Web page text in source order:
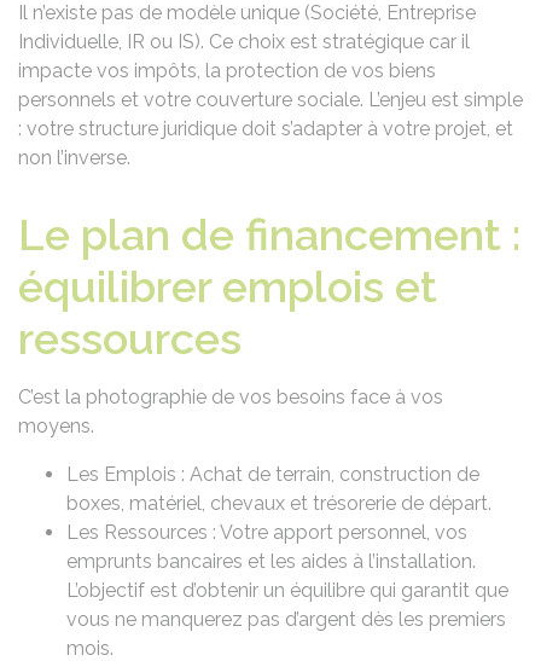
Il n’existe pas de modèle unique (Société, Entreprise
Individuelle, IR ou IS). Ce choix est stratégique car il
impacte vos impôts, la protection de vos biens
personnels et votre couverture sociale. L’enjeu est simple
: votre structure juridique doit s’adapter à votre projet, et
non l’inverse.
Le plan de financement :
équilibrer emplois et
ressources
C’est la photographie de vos besoins face à vos
moyens.
Les Emplois : Achat de terrain, construction de
boxes, matériel, chevaux et trésorerie de départ.
Les Ressources : Votre apport personnel, vos
emprunts bancaires et les aides à l’installation.
L’objectif est d’obtenir un équilibre qui garantit que
vous ne manquerez pas d’argent dès les premiers
mois.